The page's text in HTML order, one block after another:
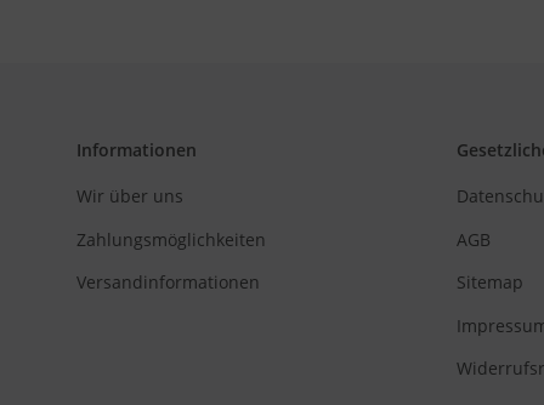
Informationen
Wir über uns
Zahlungsmöglichkeiten
Versandinformationen
AGB
Sitemap